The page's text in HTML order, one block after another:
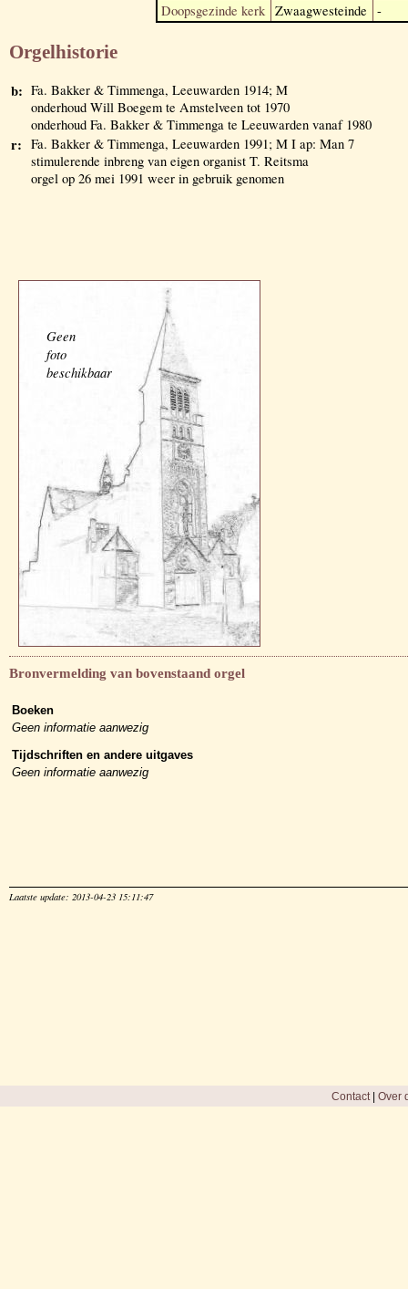
Doopsgezinde kerk Zwaagwesteinde -
Orgelhistorie
b: Fa. Bakker & Timmenga, Leeuwarden 1914; M
onderhoud Will Boegem te Amstelveen tot 1970
onderhoud Fa. Bakker & Timmenga te Leeuwarden vanaf 1980
r: Fa. Bakker & Timmenga, Leeuwarden 1991; M I ap: Man 7
stimulerende inbreng van eigen organist T. Reitsma
orgel op 26 mei 1991 weer in gebruik genomen
Geen
foto
beschikbaar
Bronvermelding van bovenstaand orgel
Boeken
Geen informatie aanwezig
Tijdschriften en andere uitgaves
Geen informatie aanwezig
Laatste update: 2013-04-23 15:11:47
Contact| Over